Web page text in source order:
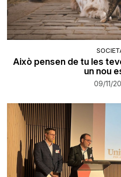
Això pensen de tu les
un nou
09/11/